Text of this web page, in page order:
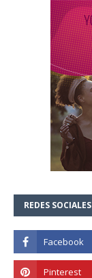
REDES SOCIALES